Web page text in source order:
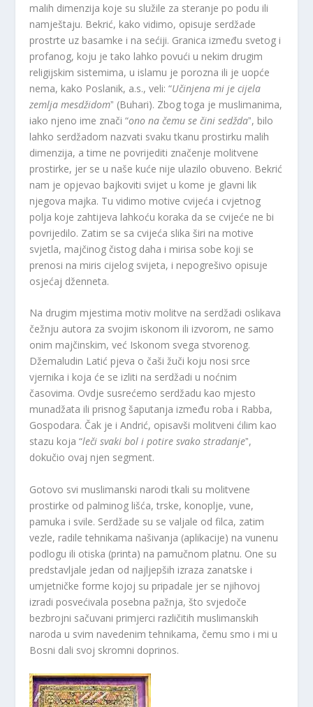
malih dimenzija koje su služile za steranje po podu ili
namještaju. Bekrić, kako vidimo, opisuje serdžade
prostrte uz basamke i na sećiji. Granica između svetog i
profanog, koju je tako lahko povući u nekim drugim
religijskim sistemima, u islamu je porozna ili je uopće
nema, kako Poslanik, a.s., veli: “Učinjena mi je cijela
zemlja mesdžidomˮ (Buhari). Zbog toga je muslimanima,
iako njeno ime znači “ono na čemu se čini sedždaˮ, bilo
lahko serdžadom nazvati svaku tkanu prostirku malih
dimenzija, a time ne povrijediti značenje molitvene
prostirke, jer se u naše kuće nije ulazilo obuveno. Bekrić
nam je opjevao bajkoviti svijet u kome je glavni lik
njegova majka. Tu vidimo motive cvijeća i cvjetnog
polja koje zahtijeva lahkoću koraka da se cvijeće ne bi
povrijedilo. Zatim se sa cvijeća slika širi na motive
svjetla, majčinog čistog daha i mirisa sobe koji se
prenosi na miris cijelog svijeta, i nepogrešivo opisuje
osjećaj dženneta.
Na drugim mjestima motiv molitve na serdžadi oslikava
čežnju autora za svojim iskonom ili izvorom, ne samo
onim majčinskim, već Iskonom svega stvorenog.
Džemaludin Latić pjeva o čaši žuči koju nosi srce
vjernika i koja će se izliti na serdžadi u noćnim
časovima. Ovdje susrećemo serdžadu kao mjesto
munadžata ili prisnog šaputanja između roba i Rabba,
Gospodara. Čak je i Andrić, opisavši molitveni ćilim kao
stazu koja “leči svaki bol i potire svako stradanjeˮ,
dokučio ovaj njen segment.
Gotovo svi muslimanski narodi tkali su molitvene
prostirke od palminog lišća, trske, konoplje, vune,
pamuka i svile. Serdžade su se valjale od filca, zatim
vezle, radile tehnikama našivanja (aplikacije) na vunenu
podlogu ili otiska (printa) na pamučnom platnu. One su
predstavljale jedan od najljepših izraza zanatske i
umjetničke forme kojoj su pripadale jer se njihovoj
izradi posvećivala posebna pažnja, što svjedoče
bezbrojni sačuvani primjerci različitih muslimanskih
naroda u svim navedenim tehnikama, čemu smo i mi u
Bosni dali svoj skromni doprinos.